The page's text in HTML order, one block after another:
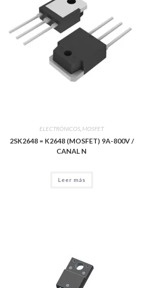
ELECTRÓNICOS, MOSFET
2SK2648 = K2648 (MOSFET) 9A-800V /
CANAL N
Leer más